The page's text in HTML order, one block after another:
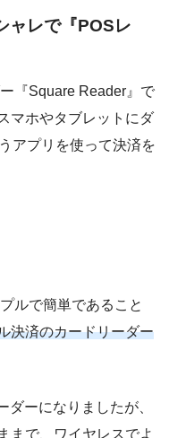
ャレで『POSレ
『Square Reader』で
マホやタブレットにダ
アプリを使って決済を
ルで簡単であること
決済のカードリーダー
ーになりましたが、
まで、ワイヤレスでよ